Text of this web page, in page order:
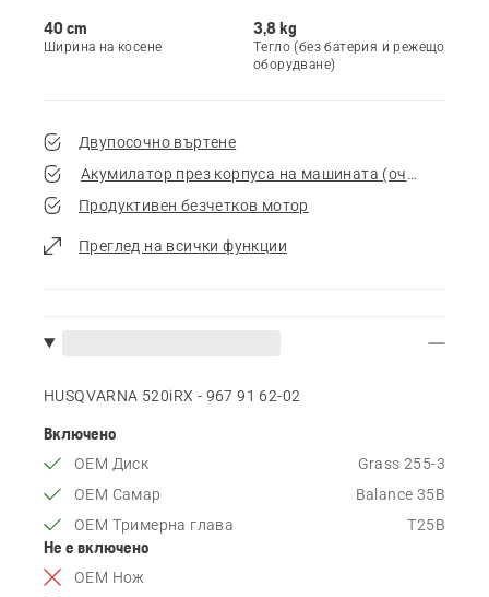
40 cm
Ширина на косене
3,8 kg
Тегло (без батерия и режещо
оборудване)
Двупосочно въртене
Акумилатор през корпуса на машината (очаква
Продуктивен безчетков мотор
Преглед на всички функции
HUSQVARNA 520iRX - 967 91 62‑02
Включено
OEM Диск
Grass 255-3
OEM Самар
Balance 35B
OEM Тримерна глава
T25B
Не е включено
OEM Нож